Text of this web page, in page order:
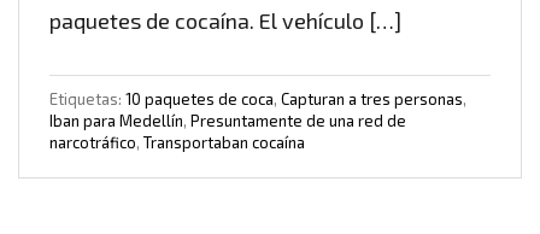
paquetes de cocaína. El vehículo […]
Etiquetas: 10 paquetes de coca, Capturan a tres personas,
Iban para Medellín, Presuntamente de una red de
narcotráfico, Transportaban cocaína